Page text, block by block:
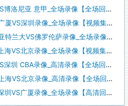
尼亚 意甲_全场录像【全场回放】
VS深圳录像_全场录像【视频集锦】
VS佛罗伦萨录像_全场录像【全场回放】
VS北京录像_全场录像【视频集锦】
圳 CBA录像_高清录像【全场回放】
VS北京录像_高清录像【全场回放】
VS广厦录像_全场录像【高清回放】